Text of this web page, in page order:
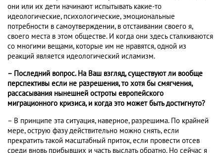
они или их дети начинают испытывать какие-то
идеологические, психологические, эмоциональные
потребности в самоутверждении, в отстаивании своего я,
своего места в этом обществе. И когда они здесь сталкиваются
со многими вещами, которые им не нравятся, одной из
реакций является идеологический исламизм.
– Последний вопрос. На Ваш взгляд, существуют ли вообще
перспективы если не разрешения, то хотя бы смягчения,
рассасывания нынешней остроты европейского
миграционного кризиса, и когда это может быть достигнуто?
– В принципе эта ситуация, наверное, разрешима. По крайней
мере, острую фазу действительно можно снять, если
прекратить такой масштабный приток, если провести отсев
среди вновь прибывших и часть выслать обратно. Но сейчас я